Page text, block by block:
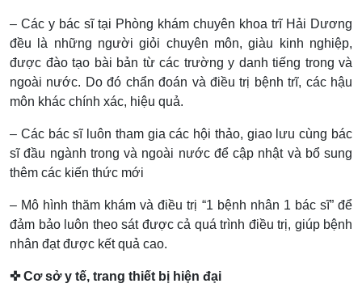
– Các y bác sĩ tại Phòng khám chuyên khoa trĩ Hải Dương
đều là những người giỏi chuyên môn, giàu kinh nghiệp,
được đào tạo bài bản từ các trường y danh tiếng trong và
ngoài nước. Do đó chẩn đoán và điều trị bệnh trĩ, các hậu
môn khác chính xác, hiệu quả.
– Các bác sĩ luôn tham gia các hội thảo, giao lưu cùng bác
sĩ đầu ngành trong và ngoài nước để cập nhật và bổ sung
thêm các kiến thức mới
– Mô hình thăm khám và điều trị “1 bệnh nhân 1 bác sĩ” để
đảm bảo luôn theo sát được cả quá trình điều trị, giúp bệnh
nhân đạt được kết quả cao.
✜ Cơ sở y tế, trang thiết bị hiện đại